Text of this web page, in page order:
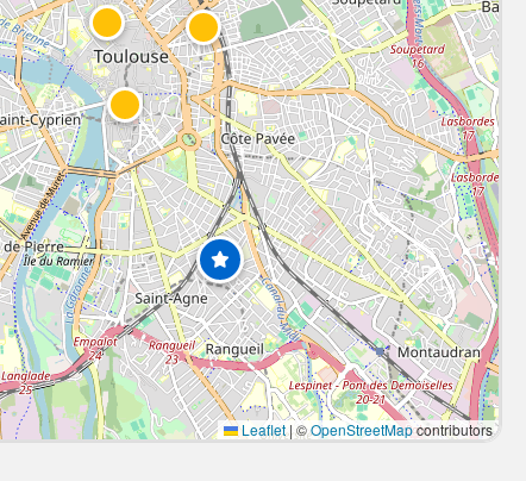
Leaflet|©OpenStreetMapcontributors